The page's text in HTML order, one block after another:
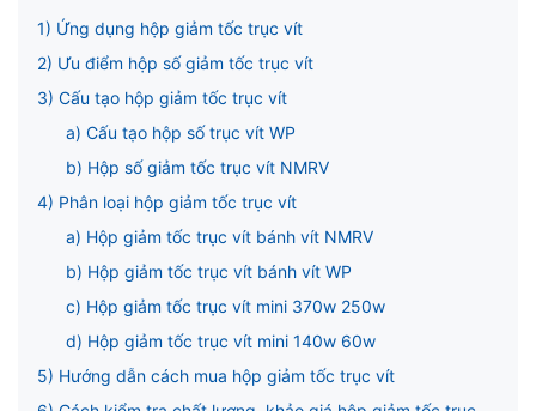
1) Ứng dụng hộp giảm tốc trục vít
2) Ưu điểm hộp số giảm tốc trục vít
3) Cấu tạo hộp giảm tốc trục vít
a) Cấu tạo hộp số trục vít WP
b) Hộp số giảm tốc trục vít NMRV
4) Phân loại hộp giảm tốc trục vít
a) Hộp giảm tốc trục vít bánh vít NMRV
b) Hộp giảm tốc trục vít bánh vít WP
c) Hộp giảm tốc trục vít mini 370w 250w
d) Hộp giảm tốc trục vít mini 140w 60w
5) Hướng dẫn cách mua hộp giảm tốc trục vít